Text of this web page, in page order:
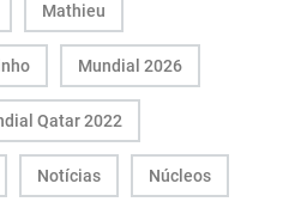
Mathieu
Mundial 2026
Qatar 2022
Notícias Núcleos